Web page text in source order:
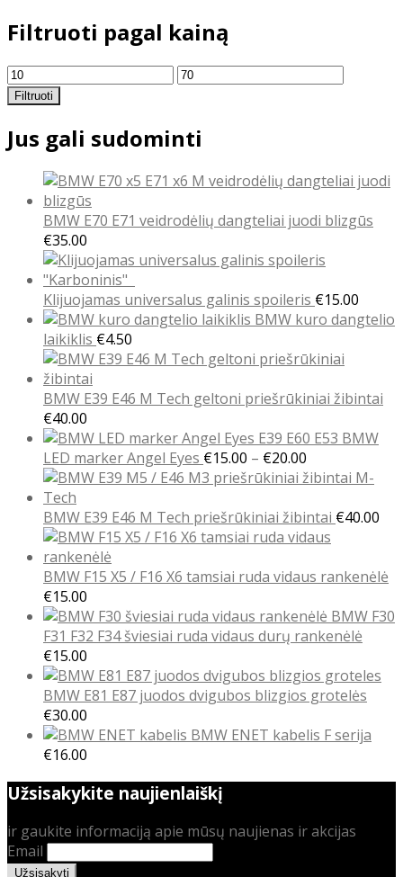
Filtruoti pagal kainą
Min
kaina
Maks
Filtruoti
Jus gali sudominti
BMW E70 E71 veidrodėlių dangteliai juodi blizgūs
€35.00
Klijuojamas universalus galinis spoileris €15.00
BMW kuro dangtelio
laikiklis €4.50
BMW E39 E46 M Tech geltoni priešrūkiniai žibintai
€40.00
BMW
LED marker Angel Eyes €15.00 – €20.00
range:
through
€20.00
BMW E39 E46 M Tech priešrūkiniai žibintai €40.00
BMW F15 X5 / F16 X6 tamsiai ruda vidaus rankenėlė
€15.00
BMW F30
F31 F32 F34 šviesiai ruda vidaus durų rankenėlė
€15.00
BMW E81 E87 juodos dvigubos blizgios grotelės
€30.00
BMW ENET kabelis F serija
€16.00
Užsisakykite naujienlaiškį
ir gaukite informaciją apie mūsų naujienas ir akcijas
Email